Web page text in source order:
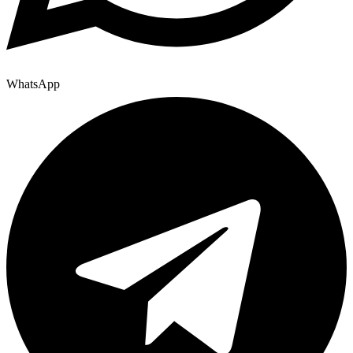
WhatsApp